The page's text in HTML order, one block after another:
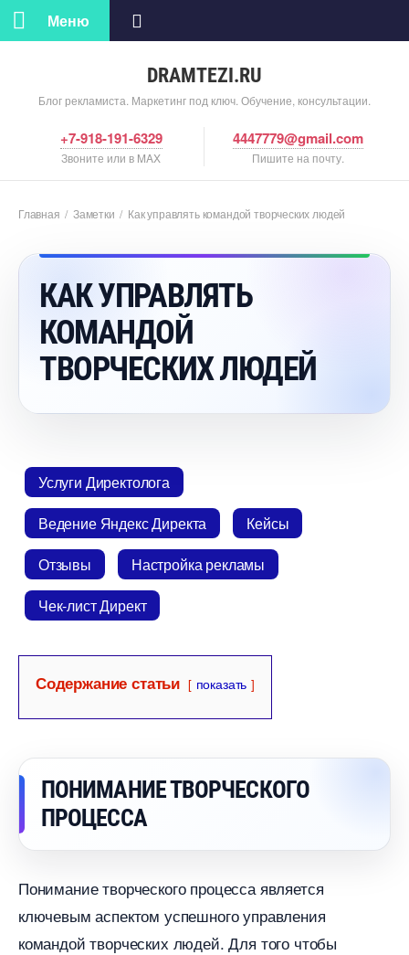
DRAMTEZI.RU
Блог рекламиста. Маркетинг под ключ. Обучение, консультации.
Меню
+7-918-191-6329
Звоните или в MAX
4447779@gmail.com
Пишите на почту.
Главная / Заметки / Как управлять командой творческих людей
КАК УПРАВЛЯТЬ
КОМАНДОЙ
ТВОРЧЕСКИХ ЛЮДЕЙ
Услуги Директолога
едение Яндекс Директа
Кейсы
Отзывы
Настройка рекламы
Чек-лист Директ
Содержание статьи показать
ПОНИМАНИЕ ТВОРЧЕСКОГО
ПРОЦЕССА
Понимание творческого процесса является
ключевым аспектом успешного управления
командой творческих людей. Для того чтобы